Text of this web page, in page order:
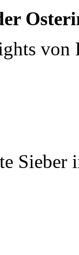
von
Sieber